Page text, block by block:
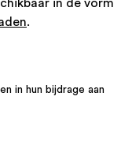
in de vorm
.
in hun bijdrage aan